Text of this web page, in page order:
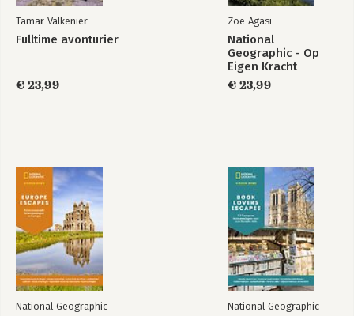
Tamar Valkenier
Fulltime avonturier
€ 23,99
Zoë Agasi
National
Geographic - Op
Eigen Kracht
€ 23,99
National Geographic National Geographic